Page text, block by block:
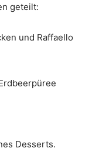
geteilt:
und Raffaello
Desserts.